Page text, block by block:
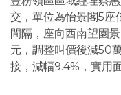
交，單位為怡景閣5
間隔，座向西南望園
元，調整叫價後減50
接，減幅9.4%，實用